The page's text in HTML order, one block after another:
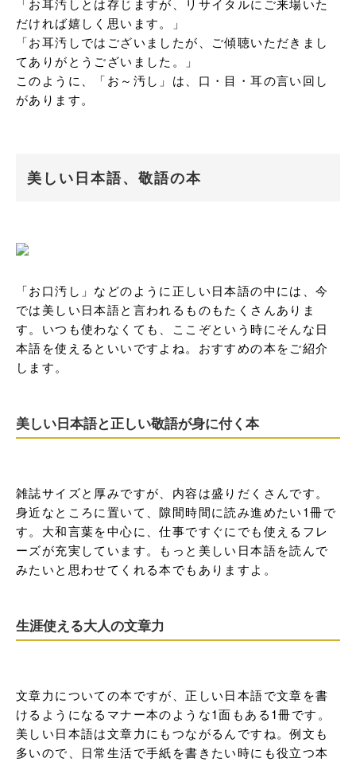
「お耳汚しとは存じますが、リサイタルにご来場いた
だければ嬉しく思います。」
「お耳汚しではございましたが、ご傾聴いただきまし
てありがとうございました。」
このように、「お～汚し」は、口・目・耳の言い回し
があります。
美しい日本語、敬語の本
「お口汚し」などのように正しい日本語の中には、今
では美しい日本語と言われるものもたくさんありま
す。いつも使わなくても、ここぞという時にそんな日
本語を使えるといいですよね。おすすめの本をご紹介
美しい日本語と正しい敬語が身に付く本
雑誌サイズと厚みですが、内容は盛りだくさんです。
身近なところに置いて、隙間時間に読み進めたい1冊で
す。大和言葉を中心に、仕事ですぐにでも使えるフレ
ーズが充実しています。もっと美しい日本語を読んで
みたいと思わせてくれる本でもありますよ。
生涯使える大人の文章力
文章力についての本ですが、正しい日本語で文章を書
けるようになるマナー本のような1面もある1冊です。
美しい日本語は文章力にもつながるんですね。例文も
多いので、日常生活で手紙を書きたい時にも役立つ本